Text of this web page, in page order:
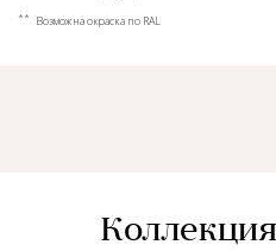
** Возможна окраска по RAL